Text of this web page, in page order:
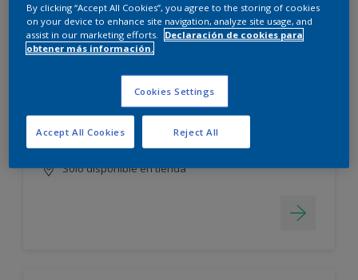
Incamax
Blanco más durable
Sólo disponible en tienda
By clicking “Accept All Cookies”, you agree to the storing of cookies
on your device to enhance site navigation, analyze site usage, and
assist in our marketing efforts.
Declaración de cookies para
obtener más información.
Cookies Settings
Reject All
Accept All Cookies